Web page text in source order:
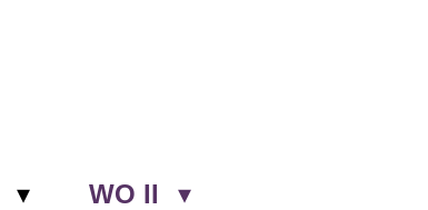
WO II